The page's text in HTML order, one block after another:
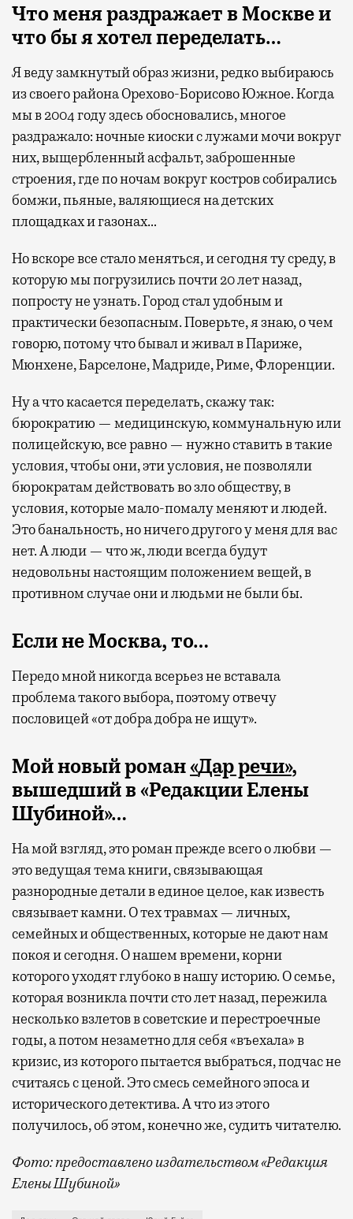
Что меня раздражает в Москве и
что бы я хотел переделать…
Я веду замкнутый образ жизни, редко выбираюсь
из своего района Орехово-Борисово Южное. Когда
мы в 2004 году здесь обосновались, многое
раздражало: ночные киоски с лужами мочи вокруг
них, выщербленный асфальт, заброшенные
строения, где по ночам вокруг костров собирались
бомжи, пьяные, валяющиеся на детских
площадках и газонах…
Но вскоре все стало меняться, и сегодня ту среду, в
которую мы погрузились почти 20 лет назад,
попросту не узнать. Город стал удобным и
практически безопасным. Поверьте, я знаю, о чем
говорю, потому что бывал и живал в Париже,
Мюнхене, Барселоне, Мадриде, Риме, Флоренции.
Ну а что касается переделать, скажу так:
бюрократию — медицинскую, коммунальную или
полицейскую, все равно — нужно ставить в такие
условия, чтобы они, эти условия, не позволяли
бюрократам действовать во зло обществу, в
условия, которые мало-помалу меняют и людей.
Это банальность, но ничего другого у меня для вас
нет. А люди — что ж, люди всегда будут
недовольны настоящим положением вещей, в
противном случае они и людьми не были бы.
Если не Москва, то…
Передо мной никогда всерьез не вставала
проблема такого выбора, поэтому отвечу
пословицей «от добра добра не ищут».
Мой новый роман«Дар речи»,
вышедший в «Редакции Елены
Шубиной»…
На мой взгляд, это роман прежде всего о любви —
это ведущая тема книги, связывающая
разнородные детали в единое целое, как известь
связывает камни. О тех травмах — личных,
семейных и общественных, которые не дают нам
покоя и сегодня. О нашем времени, корни
которого уходят глубоко в нашу историю. О семье,
которая возникла почти сто лет назад, пережила
несколько взлетов в советские и перестроечные
годы, а потом незаметно для себя «въехала» в
кризис, из которого пытается выбраться, подчас не
считаясь с ценой. Это смесь семейного эпоса и
исторического детектива. А что из этого
получилось, об этом, конечно же, судить читателю.
Фото: предоставлено издательством «Редакция
Елены Шубиной»